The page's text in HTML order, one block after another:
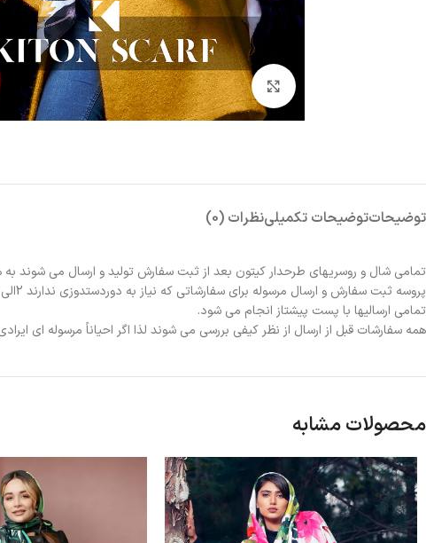
بزرگنمایی تصویر
توضیحاتتوضیحات تکمیلینظرات (0)
تمامی شال و روسریهای طرحدار کیتون بعد از ثبت سفارش تولید و ارسال می شوند
پروسه ثبت سفارش و ارسال مرسوله برای سفارشاتی که نیاز به دوردستدوزی ندارند 2الی 3روز و برای سفارشاتی که نیاز به دوردستدوزی دارند حدوداً یک هفته زمانبر خواهد بود.
تمامی ارسالیها با پست پیشتاز انجام می شود.
همه سفارشات قبل از ارسال از نظر کیفی بررسی می شوند لذا اگر احیاناً مرسوله ای
محصولات مشابه